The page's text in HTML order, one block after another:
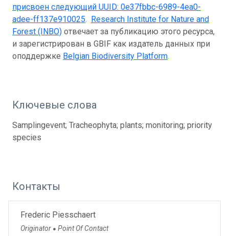
присвоен следующий UUID: 0e37fbbc-6989-4ea0-
adee-ff137e910025. Research Institute for Nature and
Forest (INBO) отвечает за публикацию этого ресурса,
и зарегистрирован в GBIF как издатель данных при
оподдержке Belgian Biodiversity Platform.
Ключевые слова
Samplingevent; Tracheophyta; plants; monitoring; priority
species
Контакты
Frederic Piesschaert
Originator ● Point Of Contact